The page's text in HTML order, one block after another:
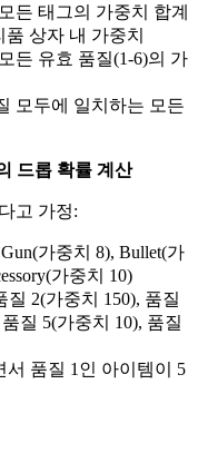
든 태그의 가중치 합계
상자 내 가중치
든 유효 품질(1-6)의 가
모두에 일치하는 모든
드롭 확률 계산
고 가정:
가중치 8), Bullet(가
가중치 10)
질 2(가중치 150), 품질
질 5(가중치 10), 품질
서 품질 1인 아이템이 5